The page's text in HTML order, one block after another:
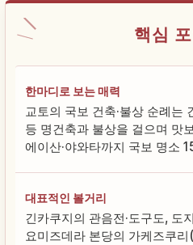
핵심
한마디로 보는 매력
교토의 국보 건축·불상 순례는
등 명건축과 불상을 걸으며 맛
에이산·야와타까지 국보 명소
대표적인 볼거리
긴카쿠지의 관음전·도구도, 도
요미즈데라 본당의 가케즈쿠